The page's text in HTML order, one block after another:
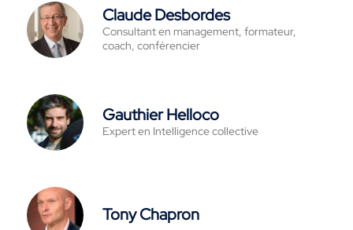
Claude Desbordes
Consultant en management, formateur,
coach, conférencier
Gauthier Helloco
Expert en Intelligence collective
Tony Chapron